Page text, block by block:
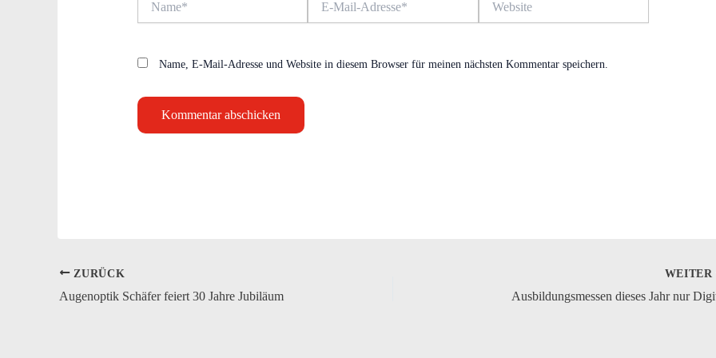
Mail-
Name, E-Mail-Adresse und Website in diesem Browser für meinen nächsten Kommentar speichern.
ZURÜCK
Augenoptik Schäfer feiert 30 Jahre Jubiläum
WEITER
Ausbildungsmessen dieses Jahr nur